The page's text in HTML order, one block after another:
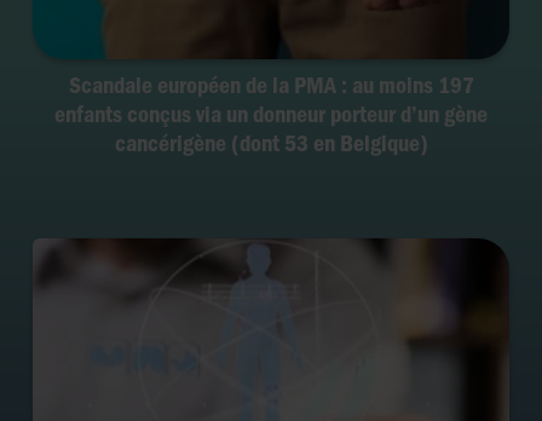
Scandale européen de la PMA : au moins 197
enfants conçus via un donneur porteur d’un gène
cancérigène (dont 53 en Belgique)